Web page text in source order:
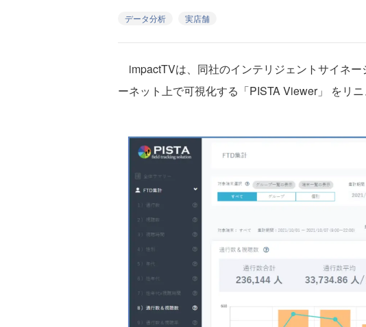
データ分析 実店舗
impactTVは、同社のインテリジェントサイネ
ーネット上で可視化する「PISTA Viewer」 をリニ